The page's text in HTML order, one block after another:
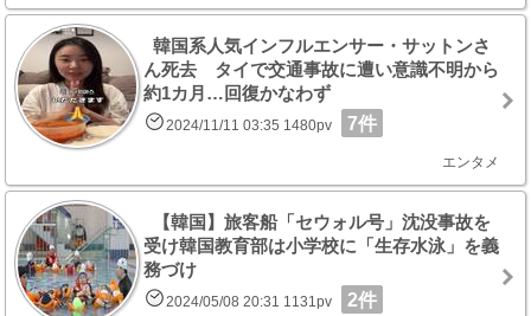
韓国系人気インフルエンサー・サットンさ
ん死去 タイで交通事故に遭い意識不明から
約1カ月…回復かなわず
2024/11/11 03:35 1480pv 7件
エンタメ
【韓国】旅客船「セウォル号」沈没事故を
受け韓国教育部は小学校に「生存水泳」を義
務づけ
2024/05/08 20:31 1131pv 2件